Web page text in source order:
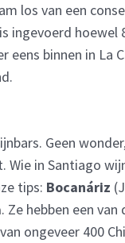
los van een
ingevoerd hoewel
eens binnen in La
Geen
Wie in Santiago
tips: Bocanáriz
. Ze hebben een
ongeveer 400